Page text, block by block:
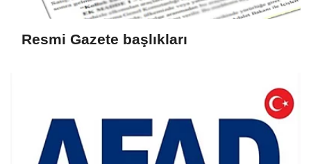
Resmi Gazete başlıkları